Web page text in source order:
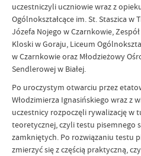
uczestniczyli uczniowie wraz z
Ogólnokształcące im. St. Staszica w
Józefa Nojego w Czarnkowie,
Kloski w Goraju, Liceum
w Czarnkowie oraz Młodzieżowy
Sendlerowej w Białej.
Po uroczystym otwarciu przez
Włodzimierza Ignasińskiego wraz z
uczestnicy rozpoczęli rywalizację w
teoretycznej, czyli testu pisemnego
zamkniętych. Po rozwiązaniu testu
zmierzyć się z częścią praktyczną,